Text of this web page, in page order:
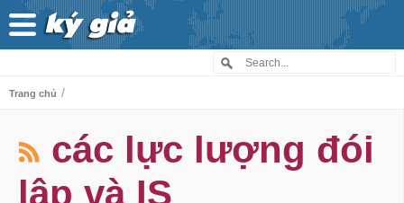
Trang chủ /
các lực lượng đói
lập và IS